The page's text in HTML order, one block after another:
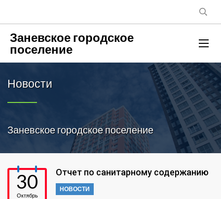
Заневское городское
поселение
Новости
Заневское городское поселение
30
Октябрь
Отчет по санитарному содержанию
НОВОСТИ